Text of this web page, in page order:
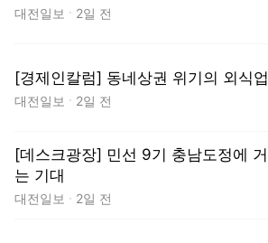
대전일보 2일 전
[경제인칼럼] 동네상권 위기의 외식업
대전일보 2일 전
[데스크광장] 민선 9기 충남도정에 거
는 기대
대전일보 2일 전